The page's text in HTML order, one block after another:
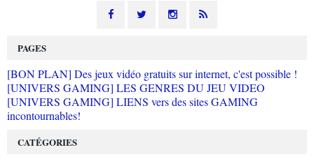
PAGES
[BON PLAN] Des jeux vidéo gratuits sur internet, c'est possible !
[UNIVERS GAMING] LES GENRES DU JEU VIDEO
[UNIVERS GAMING] LIENS vers des sites GAMING
incontournables!
CATÉGORIES